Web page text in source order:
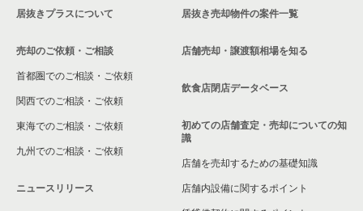
居抜きプラスについて
売却のご依頼・ご相談
首都圏でのご相談・ご依頼
関西でのご相談・ご依頼
東海でのご相談・ご依頼
九州でのご相談・ご依頼
ニュースリリース
居抜き売却物件の案件一覧
店舗売却・譲渡額相場を知る
飲食店閉店データベース
初めての店舗査定・売却についての知
識
店舗を売却するための基礎知識
店舗内設備に関するポイント